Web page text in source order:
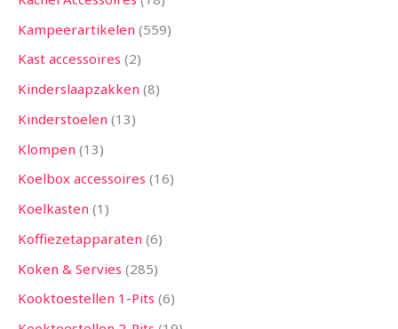
Kampeerartikelen 559
Kast accessoires 2
Kinderslaapzakken 8
Kinderstoelen 13
Klompen 13
Koelbox accessoires 16
Koelkasten 1
Koffiezetapparaten 6
Koken & Servies 285
Kooktoestellen 1-Pits 6